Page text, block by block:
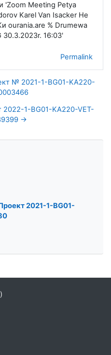
Permalink
№ 2021-1-BG01-KA220-
1-BG01-KA220-VET-
→
2021-1-BG01-
)